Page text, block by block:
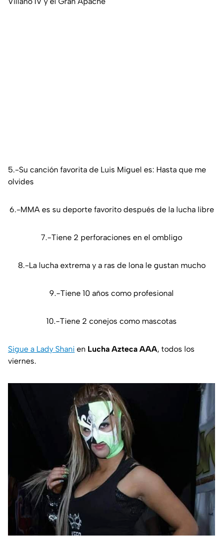
5.-Su canción favorita de Luis Miguel es: Hasta que me
olvides
6.-MMA es su deporte favorito después de la lucha libre
7.-Tiene 2 perforaciones en el ombligo
8.-La lucha extrema y a ras de lona le gustan mucho
9.-Tiene 10 años como profesional
10.-Tiene 2 conejos como mascotas
Sigue a Lady Shani en Lucha Azteca AAA, todos los
viernes.